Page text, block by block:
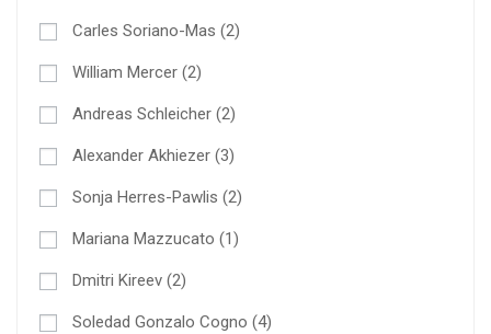
Carles Soriano-Mas (2)
William Mercer (2)
Andreas Schleicher (2)
Alexander Akhiezer (3)
Sonja Herres-Pawlis (2)
Mariana Mazzucato (1)
Dmitri Kireev (2)
Soledad Gonzalo Cogno (4)